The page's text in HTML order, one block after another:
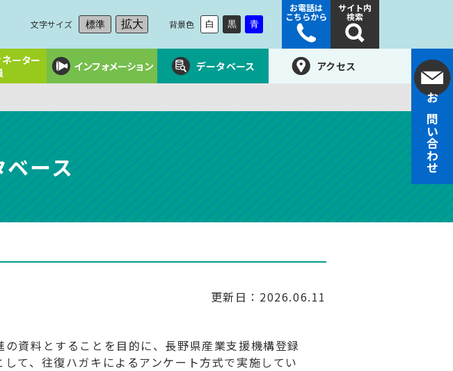
文字サイズ 標準 拡大 背景色 白 黒 青
お電話は
こちらから
サイト内
検索
ーター
インフォメーション データベース アクセス
お問い合わせ
ベース
更新日：2026.06.11
資料とすることを目的に、長野県産業支援機構登録
て、往復ハガキによるアンケート方式で実施してい